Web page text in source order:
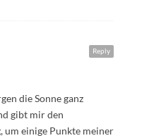
Reply
die Sonne ganz
gibt mir den
um einige Punkte meiner